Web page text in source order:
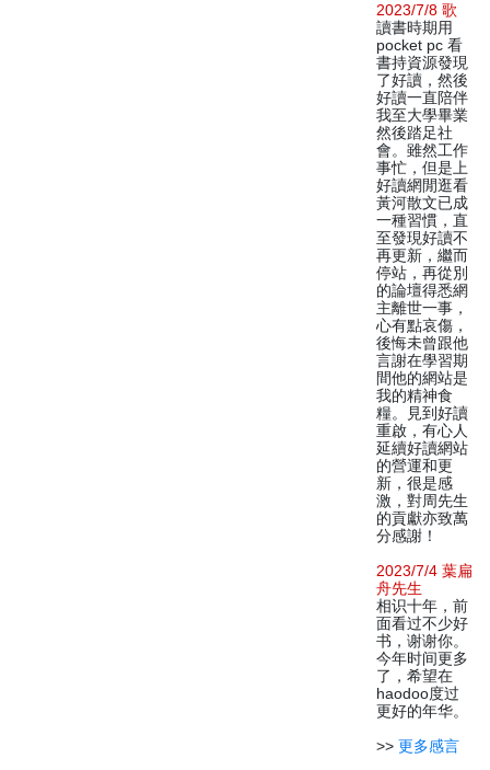
2023/7/8 歌
讀書時期用
pocket pc 看
書持資源發現
了好讀，然後
好讀一直陪伴
我至大學畢業
然後踏足社
會。雖然工作
事忙，但是上
好讀網閒逛看
黃河散文已成
一種習慣，直
至發現好讀不
再更新，繼而
停站，再從別
的論壇得悉網
主離世一事，
心有點哀傷，
後悔未曾跟他
言謝在學習期
間他的網站是
我的精神食
糧。見到好讀
重啟，有心人
延續好讀網站
的營運和更
新，很是感
激，對周先生
的貢獻亦致萬
分感謝！
2023/7/4 葉扁
舟先生
相识十年，前
面看过不少好
书，谢谢你。
今年时间更多
了，希望在
haodoo度过
更好的年华。
>> 更多感言